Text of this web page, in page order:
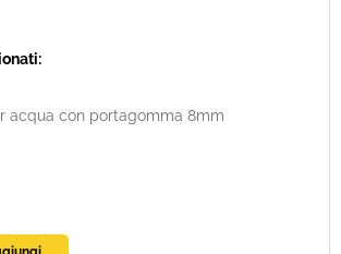
acqua con portagomma 8mm